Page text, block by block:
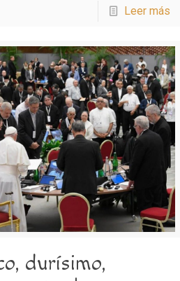
Leer más
durísimo,